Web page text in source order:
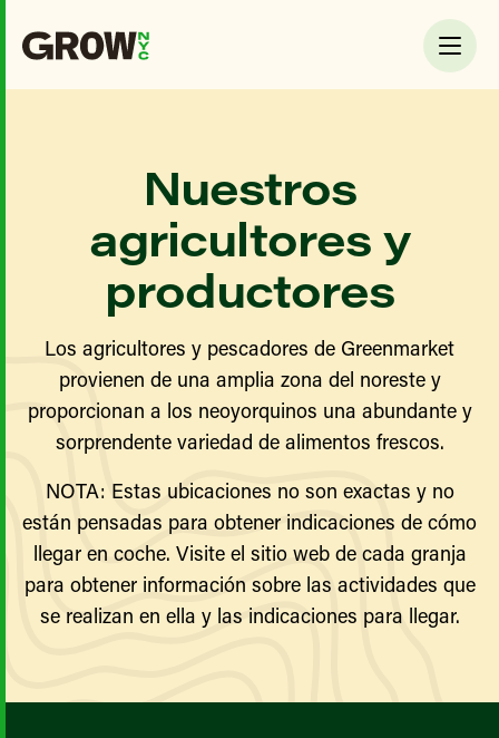
Nuestros
agricultores y
productores
Los agricultores y pescadores de Greenmarket
provienen de una amplia zona del noreste y
proporcionan a los neoyorquinos una abundante y
sorprendente variedad de alimentos frescos.
NOTA: Estas ubicaciones no son exactas y no
están pensadas para obtener indicaciones de cómo
llegar en coche. Visite el sitio web de cada granja
para obtener información sobre las actividades que
se realizan en ella y las indicaciones para llegar.